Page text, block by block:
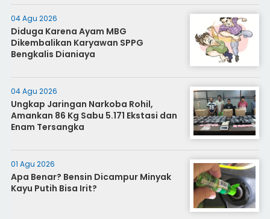
04 Agu 2026
Diduga Karena Ayam MBG
Dikembalikan Karyawan SPPG
Bengkalis Dianiaya
04 Agu 2026
Ungkap Jaringan Narkoba Rohil,
Amankan 86 Kg Sabu 5.171 Ekstasi dan
Enam Tersangka
01 Agu 2026
Apa Benar? Bensin Dicampur Minyak
Kayu Putih Bisa Irit?